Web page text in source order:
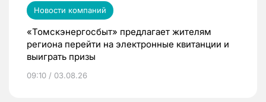
Новости компаний
«Томскэнергосбыт» предлагает жителям
региона перейти на электронные квитанции и
выиграть призы
09:10 / 03.08.26